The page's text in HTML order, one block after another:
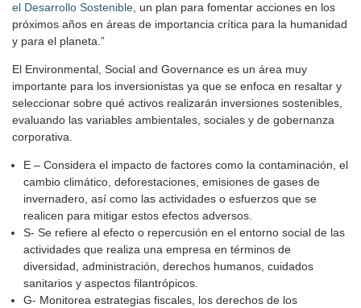
el Desarrollo Sostenible , un plan para fomentar acciones en los
próximos años en áreas de importancia crítica para la humanidad
y para el planeta.”
El Environmental, Social and Governance es un área muy
importante para los inversionistas ya que se enfoca en resaltar y
seleccionar sobre qué activos realizarán inversiones sostenibles,
evaluando las variables ambientales, sociales y de gobernanza
corporativa.
E – Considera el impacto de factores como la contaminación, el
cambio climático, deforestaciones, emisiones de gases de
invernadero, así como las actividades o esfuerzos que se
realicen para mitigar estos efectos adversos.
S- Se refiere al efecto o repercusión en el entorno social de las
actividades que realiza una empresa en términos de
diversidad, administración, derechos humanos, cuidados
sanitarios y aspectos filantrópicos.
G- Monitorea estrategias fiscales, los derechos de los